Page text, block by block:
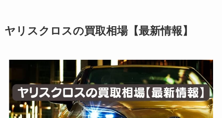
ヤリスクロスの買取相場【最新情報】